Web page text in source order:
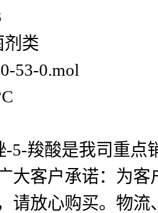
剂类
53-0.mol
-5-羧酸是我司重
大客户承诺：为
请放心购买。物